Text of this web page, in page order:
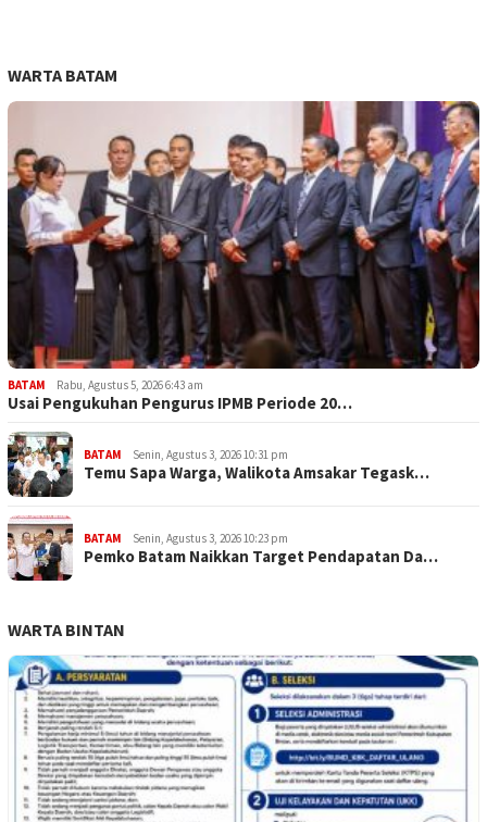
WARTA BATAM
BATAM Rabu, Agustus 5, 2026 6:43 am
Usai Pengukuhan Pengurus IPMB Periode 20…
BATAM Senin, Agustus 3, 2026 10:31 pm
Temu Sapa Warga, Walikota Amsakar Tegask…
BATAM Senin, Agustus 3, 2026 10:23 pm
Pemko Batam Naikkan Target Pendapatan Da…
WARTA BINTAN